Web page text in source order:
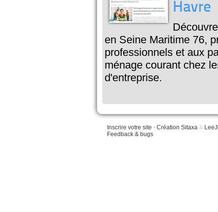
Havre
en Seine Maritime 76,
professionnels et aux
ménage courant chez
d'entreprise.
Inscrire votre site • Création Sitaxa &
Feedback & bugs